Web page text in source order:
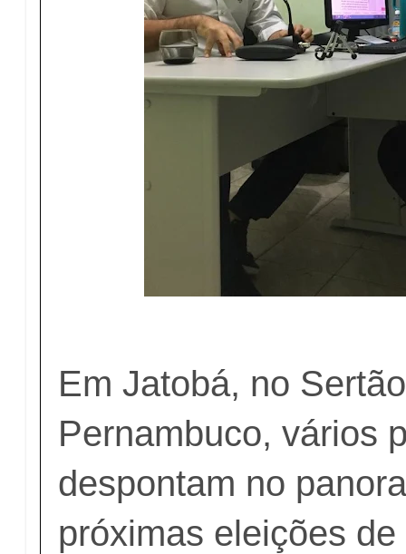
Em Jatobá, no
Pernambuco, vários
despontam no
próximas eleições